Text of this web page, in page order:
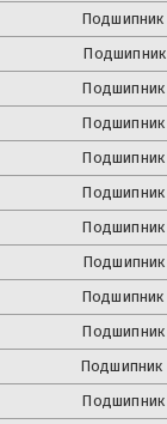
Подшипник
Подшипник
Подшипник
Подшипник
Подшипник
Подшипник
Подшипник
Подшипник
Подшипник
Подшипник
Подшипник
Подшипник